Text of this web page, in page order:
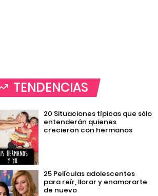
TENDENCIAS
20 Situaciones típicas que sólo
entenderán quienes
crecieron con hermanos
25 Películas adolescentes
para reír, llorar y enamorarte
de nuevo